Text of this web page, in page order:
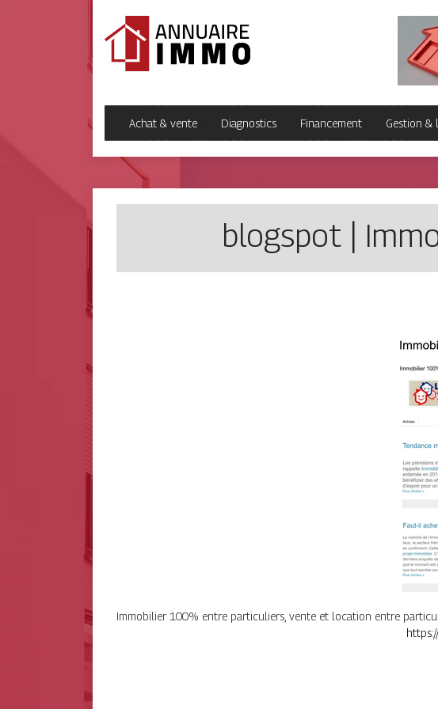
Achat & vente Diagnostics Financement Gestion &
blogspot |
Immobilier 100% entre particuliers, vente et location entre